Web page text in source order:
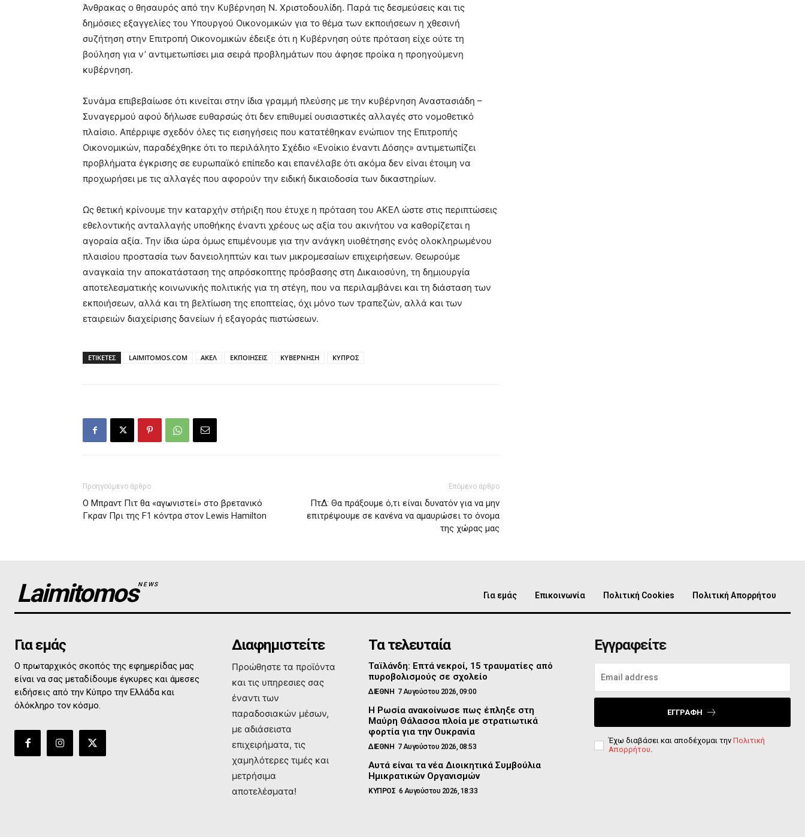
Άνθρακας ο θησαυρός από την Κυβέρνηση Ν. Χριστοδουλίδη. Παρά τις δεσμεύσεις και τις
δημόσιες εξαγγελίες του Υπουργού Οικονομικών για το θέμα των εκποιήσεων η χθεσινή
συζήτηση στην Επιτροπή Οικονομικών έδειξε ότι η Κυβέρνηση ούτε πρόταση είχε ούτε τη
βούληση για ν’ αντιμετωπίσει μια σειρά προβλημάτων που άφησε προίκα η προηγούμενη
κυβέρνηση.
Συνάμα επιβεβαίωσε ότι κινείται στην ίδια γραμμή πλεύσης με την κυβέρνηση Αναστασιάδη –
Συναγερμού αφού δήλωσε ευθαρσώς ότι δεν επιθυμεί ουσιαστικές αλλαγές στο νομοθετικό
πλαίσιο. Απέρριψε σχεδόν όλες τις εισηγήσεις που κατατέθηκαν ενώπιον της Επιτροπής
Οικονομικών, παραδέχθηκε ότι το περιλάλητο Σχέδιο «Ενοίκιο έναντι Δόσης» αντιμετωπίζει
προβλήματα έγκρισης σε ευρωπαϊκό επίπεδο και επανέλαβε ότι ακόμα δεν είναι έτοιμη να
προχωρήσει με τις αλλαγές που αφορούν την ειδική δικαιοδοσία των δικαστηρίων.
Ως θετική κρίνουμε την καταρχήν στήριξη που έτυχε η πρόταση του ΑΚΕΛ ώστε στις περιπτώσεις
εθελοντικής ανταλλαγής υποθήκης έναντι χρέους ως αξία του ακινήτου να καθορίζεται η
αγοραία αξία. Την ίδια ώρα όμως επιμένουμε για την ανάγκη υιοθέτησης ενός ολοκληρωμένου
πλαισίου προστασία των δανειοληπτών και των μικρομεσαίων επιχειρήσεων. Θεωρούμε
αναγκαία την αποκατάσταση της απρόσκοπτης πρόσβασης στη Δικαιοσύνη, τη δημιουργία
αποτελεσματικής κοινωνικής πολιτικής για τη στέγη, που να περιλαμβάνει και τη διάσταση των
εκποιήσεων, αλλά και τη βελτίωση της εποπτείας, όχι μόνο των τραπεζών, αλλά και των
εταιρειών διαχείρισης δανείων ή εξαγοράς πιστώσεων.
ΕΤΙΚΕΤΕΣ LAIMITOMOS.COM ΑΚΕΛ ΕΚΠΟΙΗΣΕΙΣ ΚΥΒΕΡΝΗΣΗ ΚΥΠΡΟΣ
Προηγούμενο άρθρο
O Μπραντ Πιτ θα «αγωνιστεί» στο βρετανικό
Γκραν Πρι της F1 κόντρα στον Lewis Hamilton
Επόμενο άρθρο
ΠτΔ: Θα πράξουμε ό,τι είναι δυνατόν για να μην
επιτρέψουμε σε κανένα να αμαυρώσει το όνομα
της χώρας μας
LaimitomosNEWS
Για εμάς Επικοινωνία Πολιτική Cookies Πολιτική Απορρήτου
Για εμάς
Ο πρωταρχικός σκοπός της εφημερίδας μας
είναι να σας μεταδίδουμε έγκυρες και άμεσες
ειδήσεις από την Κύπρο την Ελλάδα και
όλόκληρο τον κόσμο.
Διαφημιστείτε
Προώθηστε τα προϊόντα
και τις υπηρεσιες σας
έναντι των
παραδοσιακών μέσων,
με αδιάσειστα
επιχειρήματα, τις
χαμηλότερες τιμές και
μετρήσιμα
αποτελέσματα!
Τα τελευταία
Ταϊλάνδη: Επτά νεκροί, 15 τραυματίες από
πυροβολισμούς σε σχολείο
ΔΙΕΘΝΗ 7 Αυγούστου 2026, 09:00
Η Ρωσία ανακοίνωσε πως έπληξε στη
Μαύρη Θάλασσα πλοία με στρατιωτικά
φορτία για την Ουκρανία
ΔΙΕΘΝΗ 7 Αυγούστου 2026, 08:53
Αυτά είναι τα νέα Διοικητικά Συμβούλια
Ημικρατικών Οργανισμών
ΚΥΠΡΟΣ 6 Αυγούστου 2026, 18:33
Εγγραφείτε
ΕΓΓΡΑΦΉ
Έχω διαβάσει και αποδέχομαι την Πολιτική
Απορρήτου.